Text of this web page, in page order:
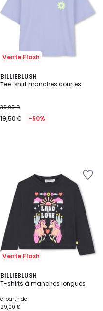
Vente Flash
BILLIEBLUSH
Tee-shirt manches courtes
39,00 €
19,50 € -50%
Vente Flash
BILLIEBLUSH
T-shirts à manches longues
à partir de
29,00 €